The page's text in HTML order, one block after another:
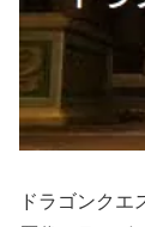
ドラゴンクエ